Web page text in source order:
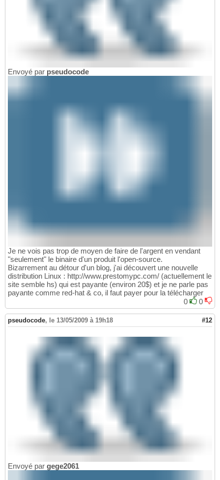
Envoyé par pseudocode
Je ne vois pas trop de moyen de faire de l'argent en vendant
"seulement" le binaire d'un produit l'open-source.
Bizarrement au détour d'un blog, j'ai découvert une nouvelle
distribution Linux : http://www.prestomypc.com/ (actuellement le
site semble hs) qui est payante (environ 20$) et je ne parle pas
payante comme red-hat & co, il faut payer pour la télécharger
0
0
pseudocode, le 13/05/2009 à 19h18 #12
Envoyé par gege2061